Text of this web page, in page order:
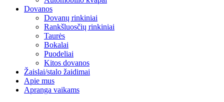
Dovanos
Dovanų rinkiniai
Rankšluosčių rinkiniai
Taurės
Bokalai
Puodeliai
Kitos dovanos
Žaislai/stalo žaidimai
Apie mus
Apranga vaikams